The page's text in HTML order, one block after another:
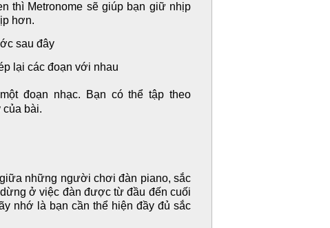
thì Metronome sẽ giúp bạn giữ nhịp
hơn.
sau đây
lại các đoạn với nhau
đoạn nhạc. Bạn có thể tập theo
bài.
những người chơi đàn piano, sắc
ở việc đàn được từ đầu đến cuối
nhớ là bạn cần thể hiện đầy đủ sắc